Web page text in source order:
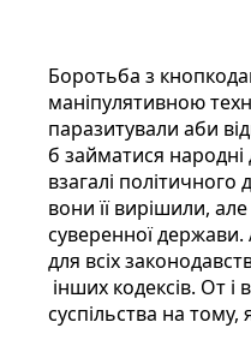
Боротьба з
маніпулятивною
паразитували аби
б займатися народні
взагалі
вони її вирішили,
суверенної
для всіх
інших кодексів. От і
суспільства на